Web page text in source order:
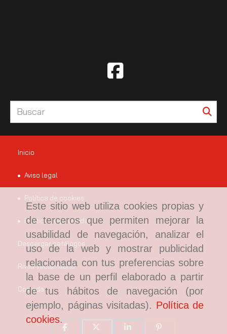
Este sitio web utiliza cookies propias y
de terceros que permiten mejorar la
usabilidad de navegación, analizar el
uso de la web y mostrar publicidad
relacionada con tus preferencias sobre
la base de un perfil elaborado a partir
de tus hábitos de navegación (por
ejemplo, páginas visitadas). Política de
cookies.
Inicio
Aviso legal
Política de cookies
Política de privacidad
Descargar catálogos
Rivas Vaciamadrid
Coslada